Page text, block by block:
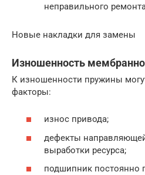
неправильного
Новые накладки для замены
Изношенность
К изношенности пружины
факторы:
износ привода;
дефекты
выработки ресурса;
подшипник постоянно